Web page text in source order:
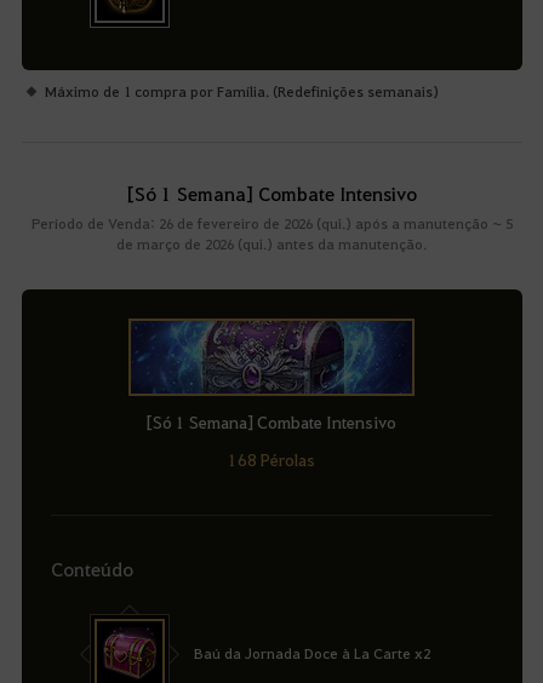
Máximo de 1 compra por Família. (Redefinições semanais)
[Só 1 Semana] Combate Intensivo
Período de Venda: 26 de fevereiro de 2026 (qui.) após a manutenção ~ 5
de março de 2026 (qui.) antes da manutenção.
[Só 1 Semana] Combate Intensivo
168 Pérolas
Conteúdo
Baú da Jornada Doce à La Carte x2